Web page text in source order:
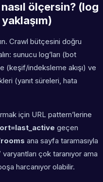
ölçersin? (log
Crawl bütçesini doğru
sunucu log’ları (bot
(keşif/indeksleme akışı) ve
(yanıt süreleri, hata
için URL pattern’lerine
geçen
ana sayfa taramasıyla
varyantları çok taranıyor ama
harcanıyor olabilir.